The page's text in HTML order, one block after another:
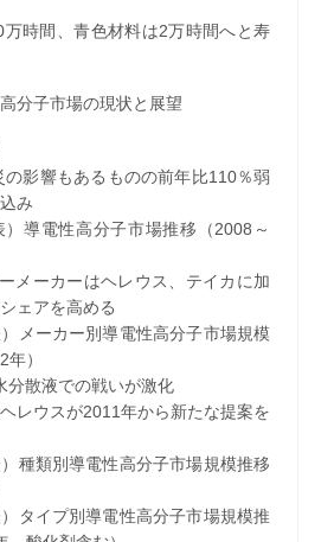
間、青色材料は2万時間へと寿
分子市場の現状と展望
影響もあるものの前年比110％弱
み
性高分子市場推移（2008～
ーカーはヘレウス、テイカに加
ェアを高める
カー別導電性高分子市場規模
）
散液での戦いが激化
ウスが2011年から新たな提案を
別導電性高分子市場規模推移
プ別導電性高分子市場規模推